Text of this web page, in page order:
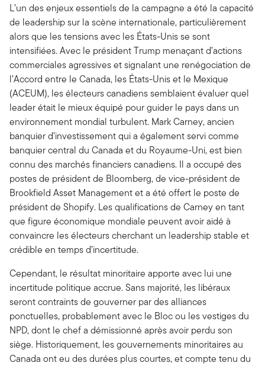
L’un des enjeux essentiels de la campagne a été la capacité
de leadership sur la scène internationale, particulièrement
alors que les tensions avec les États-Unis se sont
intensifiées. Avec le président Trump menaçant d’actions
commerciales agressives et signalant une renégociation de
l’Accord entre le Canada, les États-Unis et le Mexique
(ACEUM), les électeurs canadiens semblaient évaluer quel
leader était le mieux équipé pour guider le pays dans un
environnement mondial turbulent. Mark Carney, ancien
banquier d’investissement qui a également servi comme
banquier central du Canada et du Royaume-Uni, est bien
connu des marchés financiers canadiens. Il a occupé des
postes de président de Bloomberg, de vice-président de
Brookfield Asset Management et a été offert le poste de
président de Shopify. Les qualifications de Carney en tant
que figure économique mondiale peuvent avoir aidé à
convaincre les électeurs cherchant un leadership stable et
crédible en temps d’incertitude.
Cependant, le résultat minoritaire apporte avec lui une
incertitude politique accrue. Sans majorité, les libéraux
seront contraints de gouverner par des alliances
ponctuelles, probablement avec le Bloc ou les vestiges du
NPD, dont le chef a démissionné après avoir perdu son
siège. Historiquement, les gouvernements minoritaires au
Canada ont eu des durées plus courtes, et compte tenu du